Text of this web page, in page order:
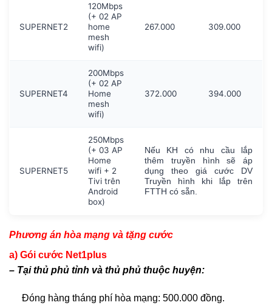
SUPERNET2
120Mbps
(+ 02 AP
home
mesh
wifi)
267.000 309.000
SUPERNET4
200Mbps
(+ 02 AP
Home
mesh
wifi)
372.000 394.000
SUPERNET5
250Mbps
(+ 03 AP
Home
wifi + 2
Tivi trên
Android
box)
Nếu KH có nhu cầu lắp
thêm truyền hình sẽ áp
dụng theo giá cước DV
Truyền hình khi lắp trên
FTTH có sẵn.
Phương án hòa mạng và tặng cước
a) Gói cước Net1plus
– Tại thủ phủ tỉnh và thủ phủ thuộc huyện:
Đóng hàng tháng phí hòa mạng: 500.000 đồng.